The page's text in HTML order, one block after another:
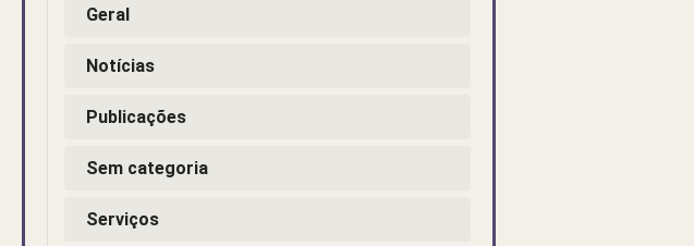
Geral
Notícias
Publicações
Sem categoria
Serviços